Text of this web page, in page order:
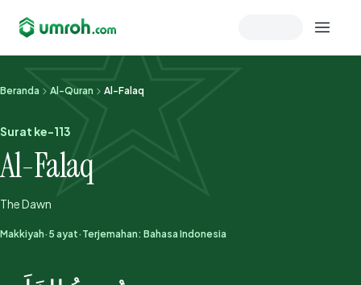
Memeriksa sesi akun
Beranda Al-Quran Al-Falaq
Surat ke-113
Al-Falaq
The Dawn
Makkiyah· 5 ayat· Terjemahan: Bahasa Indonesia